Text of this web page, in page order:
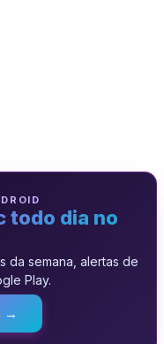
todo dia no
da semana, alertas de
Play.
→